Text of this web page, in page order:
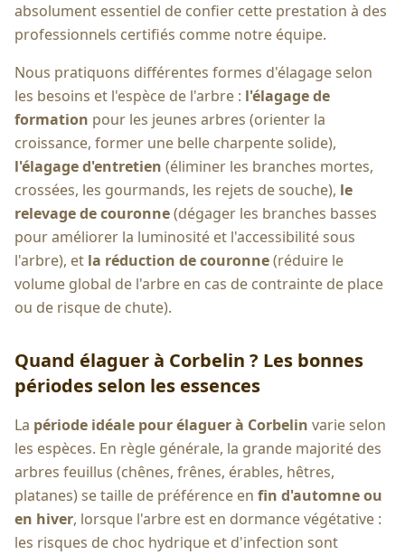
absolument essentiel de confier cette prestation à des
professionnels certifiés comme notre équipe.
Nous pratiquons différentes formes d'élagage selon
les besoins et l'espèce de l'arbre : l'élagage de
formation pour les jeunes arbres (orienter la
croissance, former une belle charpente solide),
l'élagage d'entretien (éliminer les branches mortes,
crossées, les gourmands, les rejets de souche), le
relevage de couronne(dégager les branches basses
pour améliorer la luminosité et l'accessibilité sous
l'arbre), et la réduction de couronne(réduire le
volume global de l'arbre en cas de contrainte de place
ou de risque de chute).
Quand élaguer à Corbelin ? Les bonnes
périodes selon les essences
La période idéale pour élaguer à Corbelin varie selon
les espèces. En règle générale, la grande majorité des
arbres feuillus (chênes, frênes, érables, hêtres,
platanes) se taille de préférence en fin d'automne ou
en hiver, lorsque l'arbre est en dormance végétative :
les risques de choc hydrique et d'infection sont